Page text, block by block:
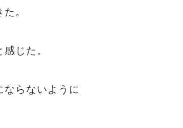
。
じた。
ならないように